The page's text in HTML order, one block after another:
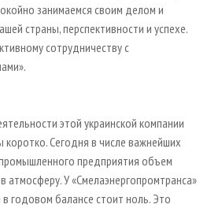
занимаемся своим делом и
страны, перспективности и успехе.
сотрудничеству с
этой украинской компании
коротко. Сегодня в числе важнейших
предприятия объем
атмосферу. У «Смелаэнергопромтранса»
годовом балансе стоит ноль. Это